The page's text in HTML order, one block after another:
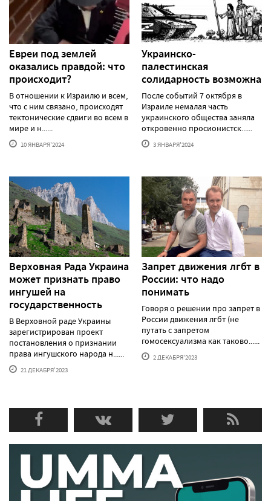
Евреи под землей
оказались правдой: что
происходит?
В отношении к Израилю и всем,
что с ним связано, происходят
тектонические сдвиги во всем в
мире и н......
10 ЯНВАРЯ'2024
Украинско-
палестинская
солидарность возможна
После событий 7 октября в
Израиле немалая часть
украинского общества заняла
откровенно просионистск......
3 ЯНВАРЯ'2024
Верховная Рада Украина
может признать право
ингушей на
государственность
В Верховной раде Украины
зарегистрирован проект
постановления о признании
права ингушского народа н......
21 ДЕКАБРЯ'2023
Запрет движения лгбт в
России: что надо
понимать
Говоря о решении про запрет в
России движения лгбт (не
путать с запретом
гомосексуализма как таково......
2 ДЕКАБРЯ'2023